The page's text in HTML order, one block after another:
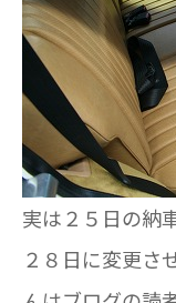
実は２５日の納
２８日に変更さ